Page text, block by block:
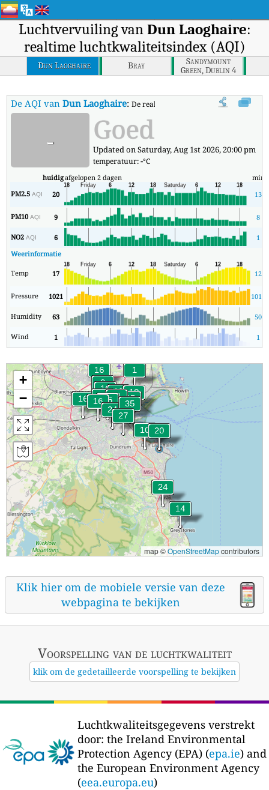
Luchtvervuiling van Dun Laoghaire:
realtime luchtkwaliteitsindex (AQI)
Dun Laoghaire Bray
Sandymount
Green, Dublin 4
De AQI vanDun Laoghaire:De realtime luchtkwaliteitsindex (AQI)
- Goed
Updated on Saturday, Aug 1st 2026, 20:00 pm
temperatuur:-°C
huidigafgelopen 2 dagen min
PM2.5AQI 20 13
PM10AQI 9 8
NO2AQI 6
1
Weerinformatie
Temp 17 12
Pressure 1021 1018
Humidity 63 50
Wind 1 1
+
−
map ©OpenStreetMapcontributors
Klik hier om de mobiele versie van deze
webpagina te bekijken
Voorspelling van de luchtkwaliteit
klik om de gedetailleerde voorspelling te bekijken
Luchtkwaliteitsgegevens verstrekt
door: the Ireland Environmental
Protection Agency (EPA) (epa.ie) and
the European Environment Agency
(eea.europa.eu)